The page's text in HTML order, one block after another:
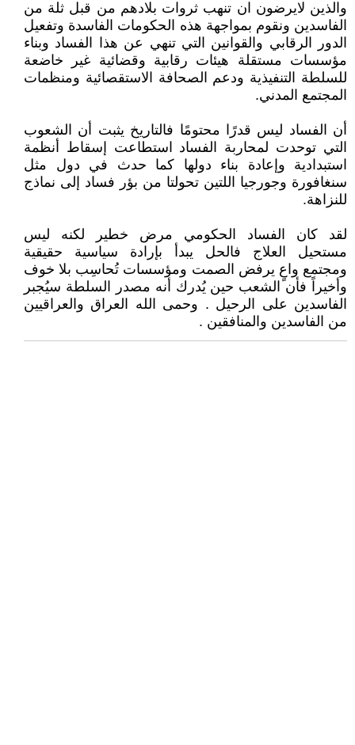
والذين لايرضون ان تنهب ثروات بلادهم من قبل ثلة من
الفاسدين ونقوم بمواجهة هذه الحكومات الفاسدة وتفعيل
الدور الرقابي والقوانين التي تنهي عن هذا الفساد وبناء
مؤسسات مستقلة هيئات رقابية وقضائية غير خاضعة
للسلطة التنفيذية ودعم الصحافة الاستقصائية ومنظمات
المجتمع المدني.
أن الفساد ليس قدرًا محتومًا فالتاريخ يثبت أن الشعوب
التي توحدت لمحاربة الفساد استطاعت إسقاط أنظمة
استبدادية وإعادة بناء دولها كما حدث في دول مثل
سنغافورة وجورجيا اللتين تحولتا من بؤر فساد إلى نماذج
للنزاهة.
لقد كان الفساد الحكومي مرض خطير لكنه ليس
مستحيل العلاج فالحل يبدأ بإرادة سياسية حقيقية
ومجتمع واعٍ يرفض الصمت ومؤسسات تُحاسِب بلا خوف
وأخيراً فأن الشعب حين يُدرك أنه مصدر السلطة سيُجبر
الفاسدين على الرحيل . وحمى الله العراق والعراقيين
من الفاسدين والمنافقين .